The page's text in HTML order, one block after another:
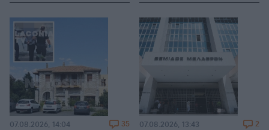
07.08.2026, 14:04 35 07.08.2026, 13:43 2